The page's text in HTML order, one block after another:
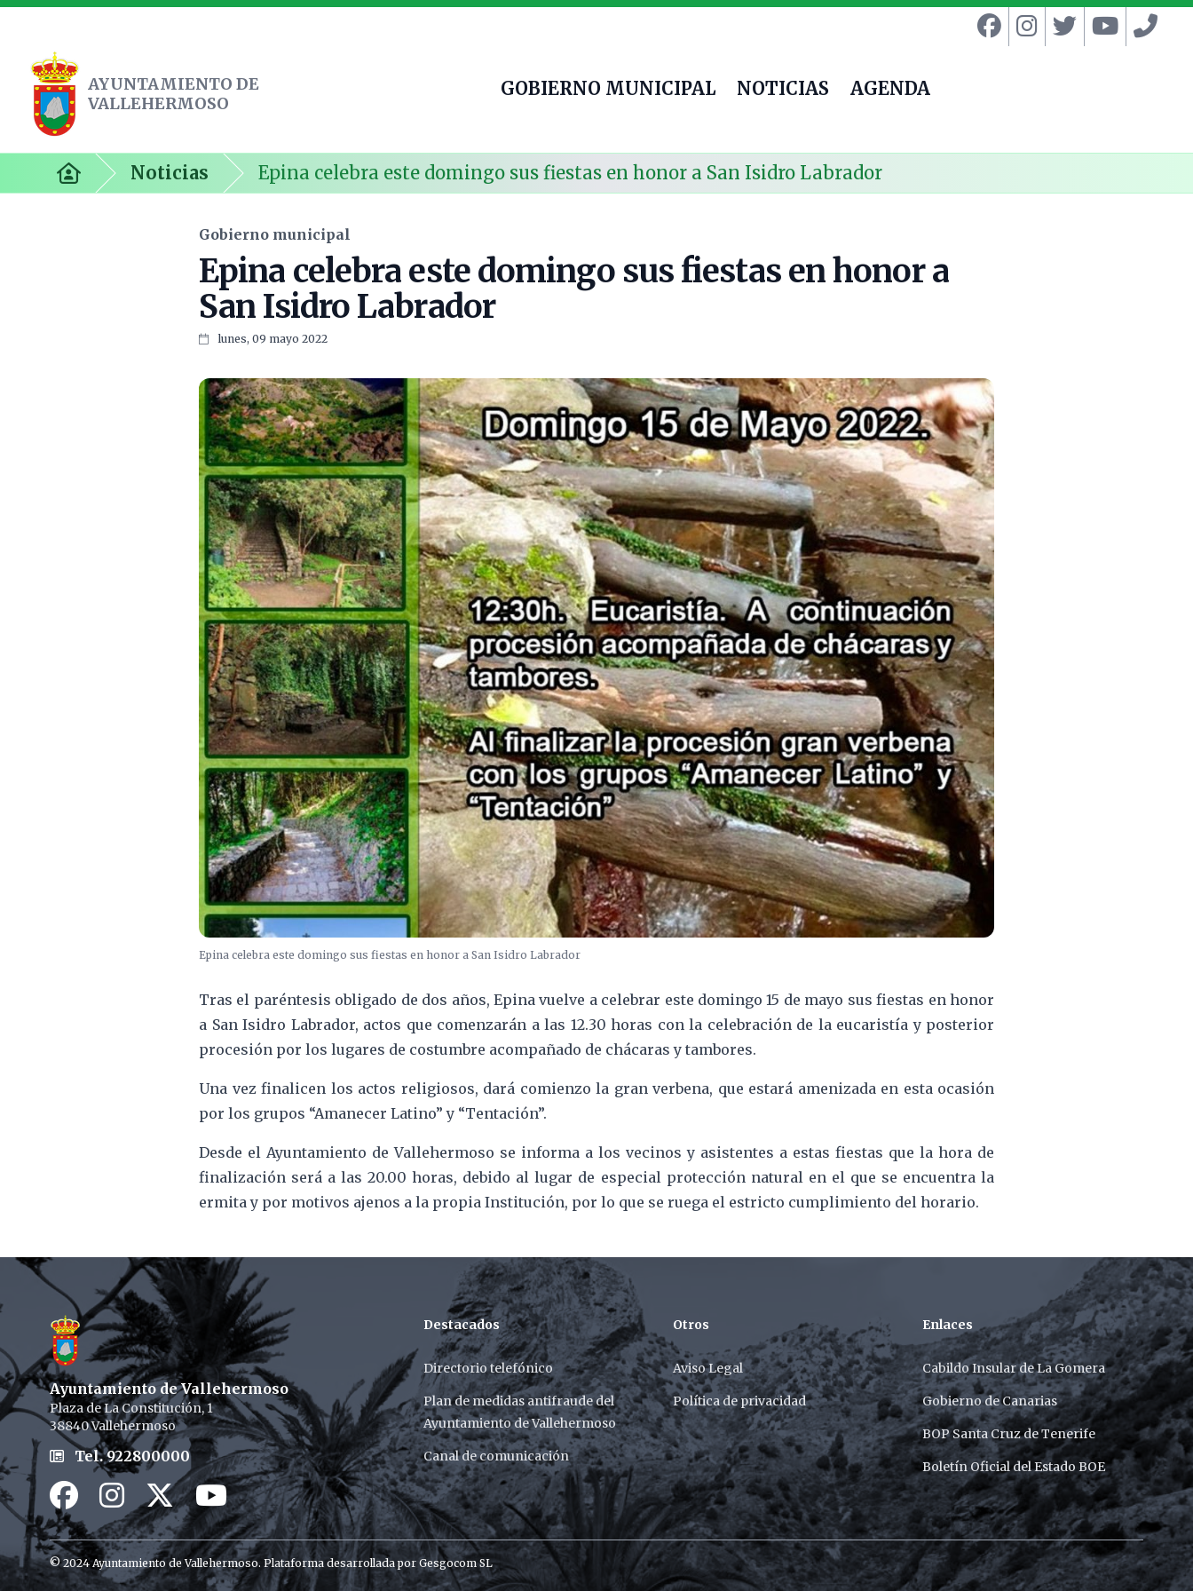
Ayuntamiento de Vallehermoso
AYUNTAMIENTO DE
VALLEHERMOSO
GOBIERNO MUNICIPAL NOTICIAS AGENDA
Inicio Noticias Epina celebra este domingo sus fiestas en honor a San Isidro Labrador
Gobierno municipal
Epina celebra este domingo sus fiestas en honor a
San Isidro Labrador
lunes, 09 mayo 2022
Epina celebra este domingo sus fiestas en honor a San Isidro Labrador
Tras el paréntesis obligado de dos años, Epina vuelve a celebrar este domingo 15 de mayo sus fiestas en honor
a San Isidro Labrador, actos que comenzarán a las 12.30 horas con la celebración de la eucaristía y posterior
procesión por los lugares de costumbre acompañado de chácaras y tambores.
Una vez finalicen los actos religiosos, dará comienzo la gran verbena, que estará amenizada en esta ocasión
por los grupos “Amanecer Latino” y “Tentación”.
Desde el Ayuntamiento de Vallehermoso se informa a los vecinos y asistentes a estas fiestas que la hora de
finalización será a las 20.00 horas, debido al lugar de especial protección natural en el que se encuentra la
ermita y por motivos ajenos a la propia Institución, por lo que se ruega el estricto cumplimiento del horario.
Footer
Ayuntamiento de Vallehermoso
Plaza de La Constitución, 1
38840 Vallehermoso
Tel. 922800000
FacebookInstagramTwitter / XYoutube / X
Destacados
Directorio telefónico
Plan de medidas antifraude del
Ayuntamiento de Vallehermoso
Canal de comunicación
Otros
Aviso Legal
Política de privacidad
Enlaces
Cabildo Insular de La Gomera
Gobierno de Canarias
BOP Santa Cruz de Tenerife
Boletín Oficial del Estado BOE
© 2024 Ayuntamiento de Vallehermoso. Plataforma desarrollada por Gesgocom SL